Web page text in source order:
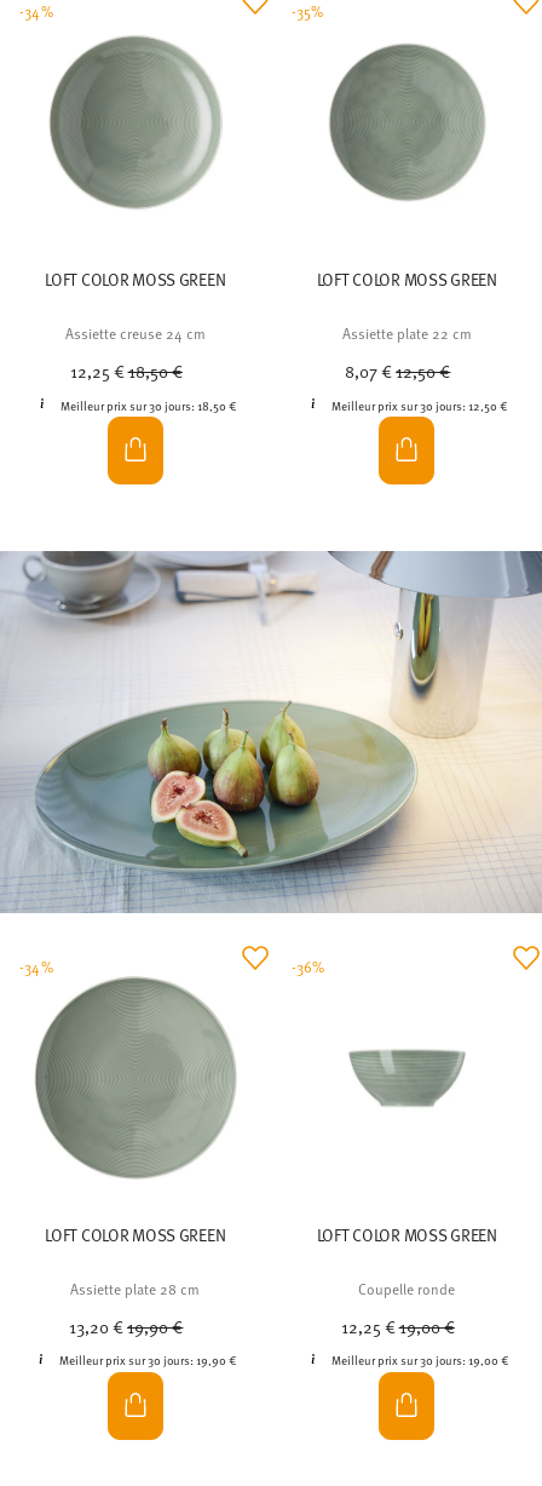
LOFT COLOR MOSS GREEN
Assiette creuse 24 cm
12,25 € Price reduced from
18,50 €to
Meilleur prix sur 30 jours: 18,50 €
-34%
LOFT COLOR MOSS GREEN
Assiette plate 22 cm
8,07 € Price reduced from
12,50 €
Meilleur prix sur 30 jours:12,50 €
-35%
LOFT COLOR MOSS GREEN
Assiette plate 28 cm
13,20 € Price reduced from
19,90 €
Meilleur prix sur 30 jours:19,90 €
-34%
LOFT COLOR MOSS GREEN
Coupelle ronde
12,25 € Price reduced from
19,00 €to
Meilleur prix sur 30 jours: 19,00 €
-36%